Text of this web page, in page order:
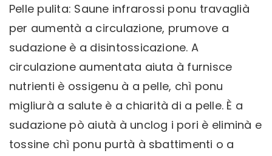
Pelle pulita: Saune infrarossi ponu travaglià
per aumentà a circulazione, prumove a
sudazione è a disintossicazione. A
circulazione aumentata aiuta à furnisce
nutrienti è ossigenu à a pelle, chì ponu
migliurà a salute è a chiarità di a pelle. È a
sudazione pò aiutà à unclog i pori è eliminà e
tossine chì ponu purtà à sbattimenti o a